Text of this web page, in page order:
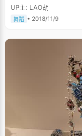
UP主: LAO胡
舞蹈 • 2018/11/9